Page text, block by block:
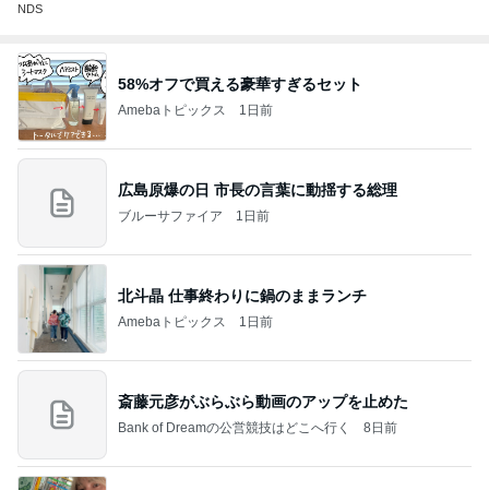
NDS
58%オフで買える豪華すぎるセット
Amebaトピックス 1日前
広島原爆の日 市長の言葉に動揺する総理
ブルーサファイア 1日前
北斗晶 仕事終わりに鍋のままランチ
Amebaトピックス 1日前
斎藤元彦がぶらぶら動画のアップを止めた
Bank of Dreamの公営競技はどこへ行く 8日前